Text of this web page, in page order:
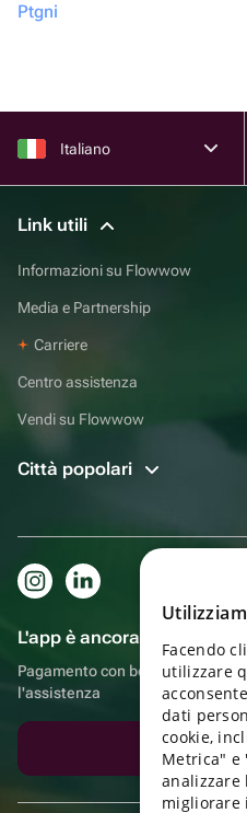
Ptgni
Italiano
Link utili
Informazioni su Flowwow
Media e Partnership
Carriere
Centro assistenza
Vendi su Flowwow
Città popolari
L'app è ancora più comoda!
Pagamento con bonus,
l'assistenza
Facendo
utilizzare
dati
cookie,
Metrica" e
analizzare
migliorare